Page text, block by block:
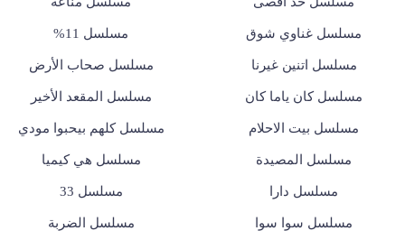
مسلسل غناوي شوق مسلسل 11%
مسلسل اتنين غيرنا مسلسل صحاب الأرض
مسلسل كان ياما كان مسلسل المقعد الأخير
مسلسل بيت الاحلام مسلسل كلهم بيحبوا مودي
مسلسل المصيدة مسلسل هي كيميا
مسلسل دارا مسلسل 33
مسلسل سوا سوا مسلسل الضربة